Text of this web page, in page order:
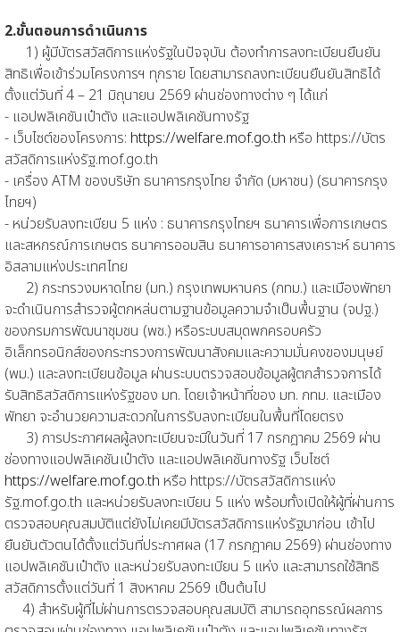
2.ขั้นตอนการดำเนินการ
1) ผู้มีบัตรสวัสดิการแห่งรัฐในปัจจุบัน ต้องทำการลงทะเบียนยืนยัน
สิทธิเพื่อเข้าร่วมโครงการฯ ทุกราย โดยสามารถลงทะเบียนยืนยันสิทธิได้
ตั้งแต่วันที่ 4 – 21 มิถุนายน 2569 ผ่านช่องทางต่าง ๆ ได้แก่
- แอปพลิเคชันเป๋าตัง และแอปพลิเคชันทางรัฐ
- เว็บไซต์ของโครงการ: https://welfare.mof.go.th หรือ https://บัตร
สวัสดิการแห่งรัฐ.mof.go.th
- เครื่อง ATM ของบริษัท ธนาคารกรุงไทย จำกัด (มหาชน) (ธนาคารกรุง
ไทยฯ)
- หน่วยรับลงทะเบียน 5 แห่ง : ธนาคารกรุงไทยฯ ธนาคารเพื่อการเกษตร
และสหกรณ์การเกษตร ธนาคารออมสิน ธนาคารอาคารสงเคราะห์ ธนาคาร
อิสลามแห่งประเทศไทย
2) กระทรวงมหาดไทย (มท.) กรุงเทพมหานคร (กทม.) และเมืองพัทยา
จะดำเนินการสำรวจผู้ตกหล่นตามฐานข้อมูลความจําเป็นพื้นฐาน (จปฐ.)
ของกรมการพัฒนาชุมชน (พช.) หรือระบบสมุดพกครอบครัว
อิเล็กทรอนิกส์ของกระทรวงการพัฒนาสังคมและความมั่นคงของมนุษย์
(พม.) และลงทะเบียนข้อมูล ผ่านระบบตรวจสอบข้อมูลผู้ตกสำรวจการได้
รับสิทธิสวัสดิการแห่งรัฐของ มท. โดยเจ้าหน้าที่ของ มท. กทม. และเมือง
พัทยา จะอำนวยความสะดวกในการรับลงทะเบียนในพื้นที่โดยตรง
3) การประกาศผลผู้ลงทะเบียนจะมีในวันที่ 17 กรกฎาคม 2569 ผ่าน
ช่องทางแอปพลิเคชันเป๋าตัง และแอปพลิเคชันทางรัฐ เว็บไซต์
https://welfare.mof.go.th หรือ https://บัตรสวัสดิการแห่ง
รัฐ.mof.go.th และหน่วยรับลงทะเบียน 5 แห่ง พร้อมทั้งเปิดให้ผู้ที่ผ่านการ
ตรวจสอบคุณสมบัติแต่ยังไม่เคยมีบัตรสวัสดิการแห่งรัฐมาก่อน เข้าไป
ยืนยันตัวตนได้ตั้งแต่วันที่ประกาศผล (17 กรกฎาคม 2569) ผ่านช่องทาง
แอปพลิเคชันเป๋าตัง และหน่วยรับลงทะเบียน 5 แห่ง และสามารถใช้สิทธิ
สวัสดิการตั้งแต่วันที่ 1 สิงหาคม 2569 เป็นต้นไป
4) สำหรับผู้ที่ไม่ผ่านการตรวจสอบคุณสมบัติ สามารถอุทธรณ์ผลการ